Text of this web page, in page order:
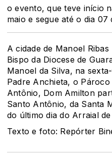
o evento, que teve início
maio e segue até o dia 07
A cidade de Manoel
Bispo da Diocese de
Manoel da Silva, na
Padre Anchieta, o
Antônio, Dom Amilton
Santo Antônio, da Santa
do último dia do Arraial
Texto e foto: Repórter